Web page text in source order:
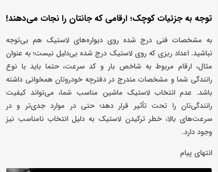
توجه به جزئیات کوچک؛ ارقامی که جانتان را نجات می‌دهند!
به مشخصات فنی درج شده روی دیواره‌های لاستیک هم بی‌توجه
نباشید. اعداد ریزی که روی لاستیک درج شده بی‌دلیل نیست؛ به عنوان
مثال، ارقام مربوط به شاخص بار و کد سرعت، حتما باید با نوع
رانندگی شما و مشخصات مندرج در دفترچه خودروتان همخوانی داشته
باشد. عدم انتخاب لاستیک ماشین مناسب شما، می‌تواند کیفیت
رانندگی‌تان را تحت تأثیر قرار دهد؛ حتی در موارد جدی‌تر و در
سرعت‌های بالا، خطر ترکیدن لاستیک به دلیل انتخاب نامناسب نیز
وجود دارد.
انتهای پیام